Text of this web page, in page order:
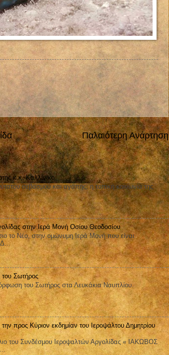
Παλαιότερη Ανάρτηση
κ.κ. Καλλίνικο
σεβασμού και αγάπης, η τοπική κοινωνία της
στην Ιερά Μονή Οσίου Θεοδοσίου
το Νέο, στην ομώνυμη Ιερά Μονή που είναι
Δ...
Σωτήρος
του Σωτήρος στα Λευκάκια Ναυπλίου.
προς Κύριον εκδημίαν του Ιεροψάλτου Δημητρίου
του Συνδέσμου Ιεροψαλτών Αργολίδας « ΙΑΚΩΒΟΣ